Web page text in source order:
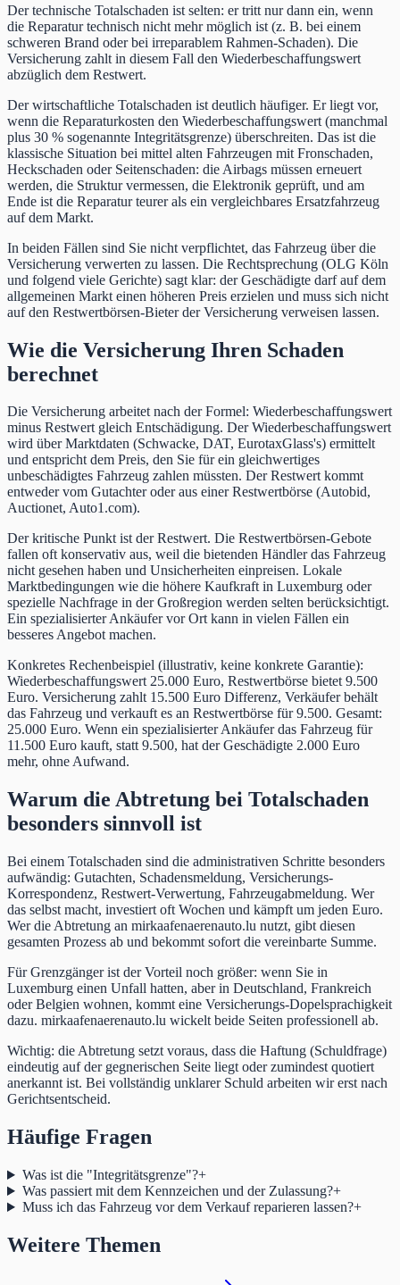
Der technische Totalschaden ist selten: er tritt nur dann ein, wenn
die Reparatur technisch nicht mehr möglich ist (z. B. bei einem
schweren Brand oder bei irreparablem Rahmen-Schaden). Die
Versicherung zahlt in diesem Fall den Wiederbeschaffungswert
abzüglich dem Restwert.
Der wirtschaftliche Totalschaden ist deutlich häufiger. Er liegt vor,
wenn die Reparaturkosten den Wiederbeschaffungswert (manchmal
plus 30 % sogenannte Integritätsgrenze) überschreiten. Das ist die
klassische Situation bei mittel alten Fahrzeugen mit Fronschaden,
Heckschaden oder Seitenschaden: die Airbags müssen erneuert
werden, die Struktur vermessen, die Elektronik geprüft, und am
Ende ist die Reparatur teurer als ein vergleichbares Ersatzfahrzeug
auf dem Markt.
In beiden Fällen sind Sie nicht verpflichtet, das Fahrzeug über die
Versicherung verwerten zu lassen. Die Rechtsprechung (OLG Köln
und folgend viele Gerichte) sagt klar: der Geschädigte darf auf dem
allgemeinen Markt einen höheren Preis erzielen und muss sich nicht
auf den Restwertbörsen-Bieter der Versicherung verweisen lassen.
Wie die Versicherung Ihren Schaden
berechnet
Die Versicherung arbeitet nach der Formel: Wiederbeschaffungswert
minus Restwert gleich Entschädigung. Der Wiederbeschaffungswert
wird über Marktdaten (Schwacke, DAT, EurotaxGlass's) ermittelt
und entspricht dem Preis, den Sie für ein gleichwertiges
unbeschädigtes Fahrzeug zahlen müssten. Der Restwert kommt
entweder vom Gutachter oder aus einer Restwertbörse (Autobid,
Auctionet, Auto1.com).
Der kritische Punkt ist der Restwert. Die Restwertbörsen-Gebote
fallen oft konservativ aus, weil die bietenden Händler das Fahrzeug
nicht gesehen haben und Unsicherheiten einpreisen. Lokale
Marktbedingungen wie die höhere Kaufkraft in Luxemburg oder
spezielle Nachfrage in der Großregion werden selten berücksichtigt.
Ein spezialisierter Ankäufer vor Ort kann in vielen Fällen ein
besseres Angebot machen.
Konkretes Rechenbeispiel (illustrativ, keine konkrete Garantie):
Wiederbeschaffungswert 25.000 Euro, Restwertbörse bietet 9.500
Euro. Versicherung zahlt 15.500 Euro Differenz, Verkäufer behält
das Fahrzeug und verkauft es an Restwertbörse für 9.500. Gesamt:
25.000 Euro. Wenn ein spezialisierter Ankäufer das Fahrzeug für
11.500 Euro kauft, statt 9.500, hat der Geschädigte 2.000 Euro
mehr, ohne Aufwand.
Warum die Abtretung bei Totalschaden
besonders sinnvoll ist
Bei einem Totalschaden sind die administrativen Schritte besonders
aufwändig: Gutachten, Schadensmeldung, Versicherungs-
Korrespondenz, Restwert-Verwertung, Fahrzeugabmeldung. Wer
das selbst macht, investiert oft Wochen und kämpft um jeden Euro.
Wer die Abtretung an mirkaafenaerenauto.lu nutzt, gibt diesen
gesamten Prozess ab und bekommt sofort die vereinbarte Summe.
Für Grenzgänger ist der Vorteil noch größer: wenn Sie in
Luxemburg einen Unfall hatten, aber in Deutschland, Frankreich
oder Belgien wohnen, kommt eine Versicherungs-Dopelsprachigkeit
dazu. mirkaafenaerenauto.lu wickelt beide Seiten professionell ab.
Wichtig: die Abtretung setzt voraus, dass die Haftung (Schuldfrage)
eindeutig auf der gegnerischen Seite liegt oder zumindest quotiert
anerkannt ist. Bei vollständig unklarer Schuld arbeiten wir erst nach
Gerichtsentscheid.
Häufige Fragen
Was ist die "Integritätsgrenze"?+
Was passiert mit dem Kennzeichen und der Zulassung?+
Muss ich das Fahrzeug vor dem Verkauf reparieren lassen?+
Weitere Themen